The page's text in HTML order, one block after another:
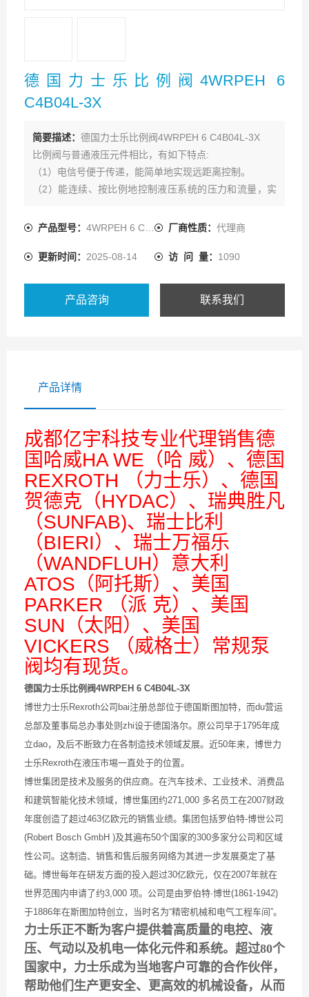
德国力士乐比例阀4WRPEH 6
C4B04L-3X
简要描述： 德国力士乐比例阀4WRPEH 6 C4B04L-3X
比例阀与普通液压元件相比，有如下特点:
（1）电信号便于传递，能简单地实现远距离控制。
（2）能连续、按比例地控制液压系统的压力和流量，实
变换时的冲击。
产品型号： 4WRPEH 6 C4B04L-3X/M/24A1 厂商性质： 代理商
更新时间： 2025-08-14 访 问 量： 1090
产品咨询 联系我们
产品详情
成都亿宇科技专业代理销售德
国哈威HA WE（哈 威）、德国
REXROTH （力士乐）、德国
贺德克（HYDAC）、瑞典胜凡
（SUNFAB)、瑞士比利
（BIERI）、瑞士万福乐
（WANDFLUH）意大利
ATOS（阿托斯）、美国
PARKER （派 克）、美国
SUN（太阳）、美国
VICKERS （威格士）常规泵
阀均有现货。
德国力士乐比例阀4WRPEH 6 C4B04L-3X
博世力士乐Rexroth公司bai注册总部位于德国斯图加特，而du营运
总部及董事局总办事处则zhi设于德国洛尔。原公司早于1795年成
立dao，及后不断致力在各制造技术领域犮展。近50年来，博世力
士乐Rexroth在液压市埸一直处于的位置。
博世集团是技术及服务的供应商。在汽车技术、工业技术、消费品
和建筑智能化技术领域，博世集团约271,000 多名员工在2007财政
年度创造了超过463亿欧元的销售业绩。集团包括罗伯特-博世公司
(Robert Bosch GmbH )及其遍布50个国家的300多家分公司和区域
性公司。这制造、销售和售后服务网络为其进一步发展奠定了基
础。博世每年在研发方面的投入超过30亿欧元，仅在2007年就在
世界范围内申请了约3,000 项。公司是由罗伯特·博世(1861-1942)
于1886年在斯图加特创立，当时名为“精密机械和电气工程车间”。
力士乐正不断为客户提供着高质量的电控、液
压、气动以及机电一体化元件和系统。超过80个
国家中，力士乐成为当地客户可靠的合作伙伴，
帮助他们生产更安全、更高效的机械设备，从而